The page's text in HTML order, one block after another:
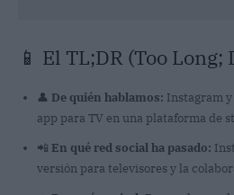
📱 El TL;DR (Too Long;
👤 De quién hablamos: Instagram
app para TV en una plataforma de
📲 En qué red social ha pasado:
versión para televisores y la